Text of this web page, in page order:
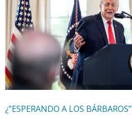
¿”ESPERANDO A LOS